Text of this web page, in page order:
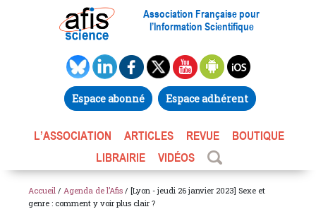
Association Française pour
l’Information Scientifique
Espace abonné Espace adhérent
L’ASSOCIATION ARTICLES REVUE
BOUTIQUE
LIBRAIRIE
VIDÉOS
Accueil / Agenda de l’Afis / [Lyon - jeudi 26 janvier 2023] Sexe et
genre : comment y voir plus clair ?